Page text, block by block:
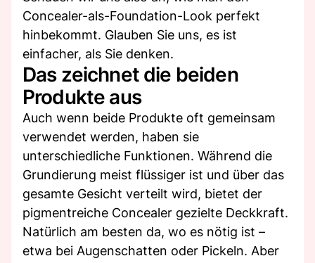
Concealer-als-Foundation-Look perfekt
hinbekommt. Glauben Sie uns, es ist
einfacher, als Sie denken.
Das zeichnet die beiden
Produkte aus
Auch wenn beide Produkte oft gemeinsam
verwendet werden, haben sie
unterschiedliche Funktionen. Während die
Grundierung meist flüssiger ist und über das
gesamte Gesicht verteilt wird, bietet der
pigmentreiche Concealer gezielte Deckkraft.
Natürlich am besten da, wo es nötig ist –
etwa bei Augenschatten oder Pickeln. Aber